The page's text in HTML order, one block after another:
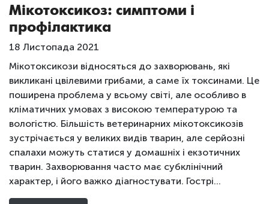
Мікотоксикоз: симптоми і
профілактика
18 Листопада 2021
Мікотоксикози відносяться до захворювань, які
викликані цвілевими грибами, а саме їх токсинами. Це
поширена проблема у всьому світі, але особливо в
кліматичних умовах з високою температурою та
вологістю. Більшість ветеринарних мікотоксикозів
зустрічається у великих видів тварин, але серйозні
спалахи можуть статися у домашніх і екзотичних
тварин. Захворювання часто має субклінічний
характер, і його важко діагностувати. Гострі…